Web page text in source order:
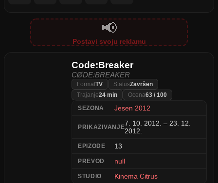
Code:Breaker
CØDE:BREAKER
FormatTV StatusZavršen
Trajanje24 min Ocena63 / 100
SEZONA Jesen 2012
PRIKAZIVANJE7. 10. 2012. – 23. 12.
2012.
EPIZODE 13
PREVOD null
STUDIO Kinema Citrus
📢
Postavi svoju reklamu